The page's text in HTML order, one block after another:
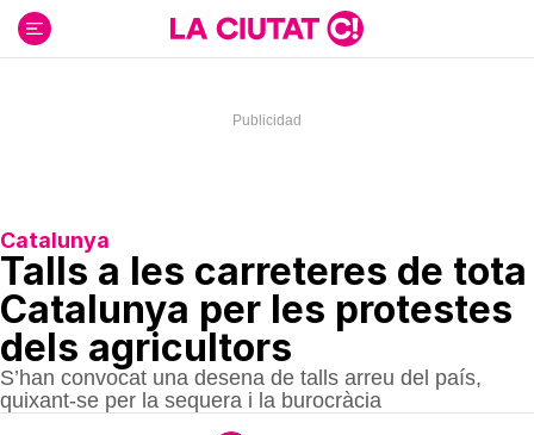
contenido
Catalunya
Talls a les carreteres de tota
Catalunya per les protestes
dels agricultors
S’han convocat una desena de talls arreu del país,
quixant-se per la sequera i la burocràcia